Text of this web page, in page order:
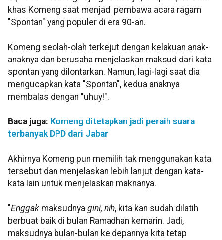
khas Komeng saat menjadi pembawa acara ragam
"Spontan" yang populer di era 90-an.
Komeng seolah-olah terkejut dengan kelakuan anak-
anaknya dan berusaha menjelaskan maksud dari kata
spontan yang dilontarkan. Namun, lagi-lagi saat dia
mengucapkan kata "Spontan", kedua anaknya
membalas dengan "uhuy!".
Baca juga: Komeng ditetapkan jadi peraih suara
terbanyak DPD dari Jabar
Akhirnya Komeng pun memilih tak menggunakan kata
tersebut dan menjelaskan lebih lanjut dengan kata-
kata lain untuk menjelaskan maknanya.
"Enggak maksudnya gini, nih, kita kan sudah dilatih
berbuat baik di bulan Ramadhan kemarin. Jadi,
maksudnya bulan-bulan ke depannya kita tetap